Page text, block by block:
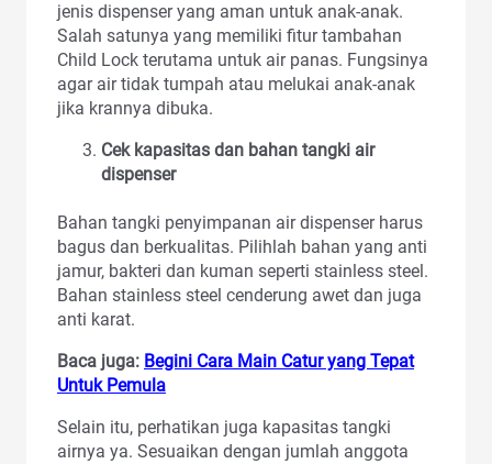
jenis dispenser yang aman untuk anak-anak.
Salah satunya yang memiliki fitur tambahan
Child Lock terutama untuk air panas. Fungsinya
agar air tidak tumpah atau melukai anak-anak
jika krannya dibuka.
Cek kapasitas dan bahan tangki air
dispenser
Bahan tangki penyimpanan air dispenser harus
bagus dan berkualitas. Pilihlah bahan yang anti
jamur, bakteri dan kuman seperti stainless steel.
Bahan stainless steel cenderung awet dan juga
anti karat.
Baca juga: Begini Cara Main Catur yang Tepat
Untuk Pemula
Selain itu, perhatikan juga kapasitas tangki
airnya ya. Sesuaikan dengan jumlah anggota